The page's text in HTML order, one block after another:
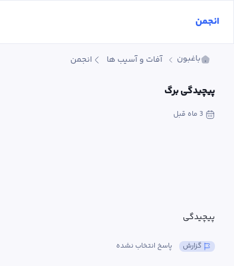
باغبون آفات و آسیب ها انجمن
پیچیدگی برگ
3 ماه قبل
پیچیدگی
پاسخ انتخاب نشده گزارش
انجمن